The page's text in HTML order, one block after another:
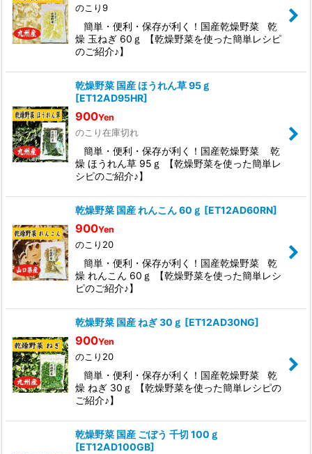
のこり9
簡単・便利・保存が利く！国産乾燥野菜 乾
燥 玉ねぎ 60ｇ 【乾燥野菜を使った簡単レシピ
のご紹介♪】
乾燥野菜 国産 ほうれん草 95ｇ
[ET12AD95HR]
900Yen
のこり在庫切れ
簡単・便利・保存が利く！国産乾燥野菜 乾
燥 ほうれん草 95ｇ 【乾燥野菜を使った簡単レ
シピのご紹介♪】
乾燥野菜 国産 れんこん 60ｇ [ET12AD60RN]
900Yen
のこり20
簡単・便利・保存が利く！国産乾燥野菜 乾
燥 れんこん 60ｇ 【乾燥野菜を使った簡単レシ
ピのご紹介♪】
乾燥野菜 国産 ねぎ 30ｇ [ET12AD30NG]
900Yen
のこり20
簡単・便利・保存が利く！国産乾燥野菜 乾
燥 ねぎ 30ｇ 【乾燥野菜を使った簡単レシピの
ご紹介♪】
乾燥野菜 国産 ごぼう 千切 100ｇ
[ET12AD100GB]